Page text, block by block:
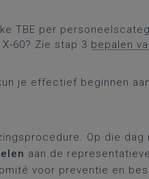
TBE per
60? Zie stap 3 bepalen
je effectief beginnen
Op die
aan de
voor preventie en